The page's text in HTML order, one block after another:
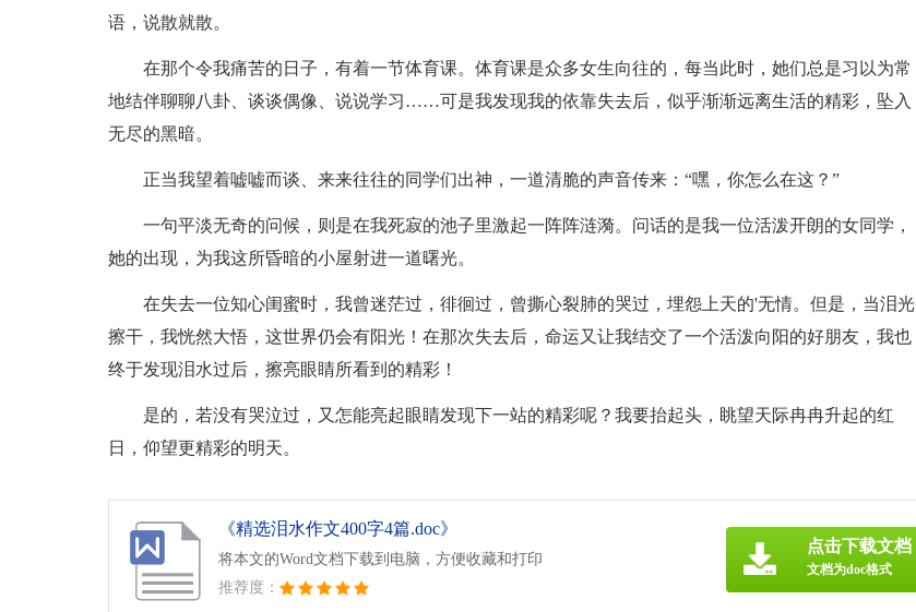
语，说散就散。
在那个令我痛苦的日子，有着一节体育课。体育课是众多女生向往的，每当此时，她们总是习以为常
地结伴聊聊八卦、谈谈偶像、说说学习……可是我发现我的依靠失去后，似乎渐渐远离生活的精彩，坠入
无尽的黑暗。
正当我望着嘘嘘而谈、来来往往的同学们出神，一道清脆的声音传来：“嘿，你怎么在这？”
一句平淡无奇的问候，则是在我死寂的池子里激起一阵阵涟漪。问话的是我一位活泼开朗的女同学，
她的出现，为我这所昏暗的小屋射进一道曙光。
在失去一位知心闺蜜时，我曾迷茫过，徘徊过，曾撕心裂肺的哭过，埋怨上天的'无情。但是，当泪光
擦干，我恍然大悟，这世界仍会有阳光！在那次失去后，命运又让我结交了一个活泼向阳的好朋友，我也
终于发现泪水过后，擦亮眼睛所看到的精彩！
是的，若没有哭泣过，又怎能亮起眼睛发现下一站的精彩呢？我要抬起头，眺望天际冉冉升起的红
日，仰望更精彩的明天。
《精选泪水作文400字4篇.doc》
将本文的Word文档下载到电脑，方便收藏和打印
推荐度：
点击下载文档
文档为doc格式